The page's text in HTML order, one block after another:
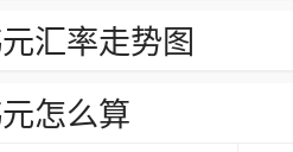
汇率走势图
怎么算